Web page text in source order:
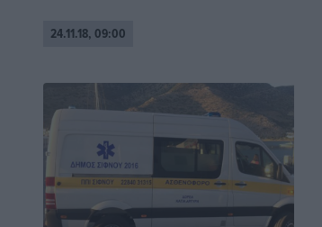
24.11.18, 09:00